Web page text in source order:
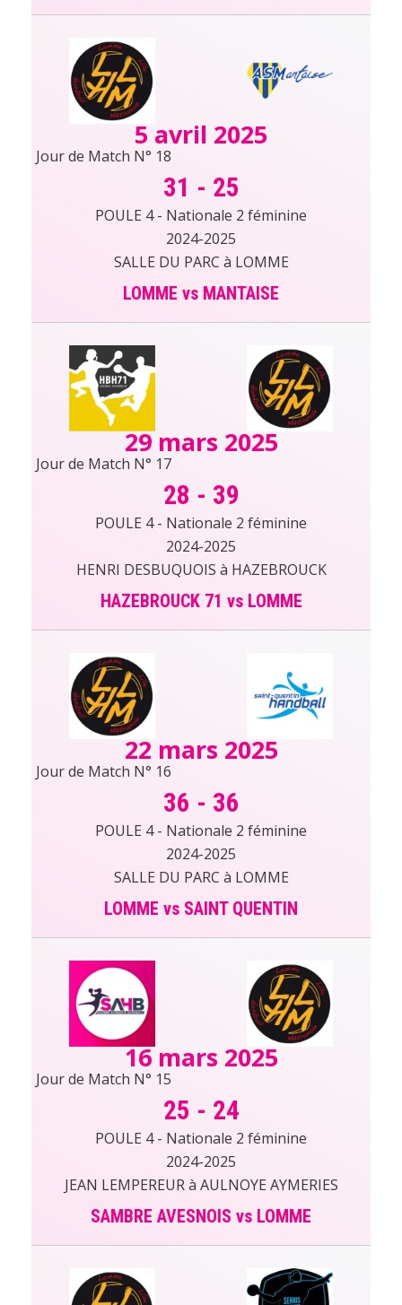
5 avril 2025
Jour de Match N° 18
31 - 25
POULE 4 - Nationale 2 féminine
2024-2025
SALLE DU PARC à LOMME
LOMME vs MANTAISE
29 mars 2025
Jour de Match N° 17
28 - 39
POULE 4 - Nationale 2 féminine
2024-2025
HENRI DESBUQUOIS à HAZEBROUCK
HAZEBROUCK 71 vs LOMME
22 mars 2025
Jour de Match N° 16
36 - 36
POULE 4 - Nationale 2 féminine
2024-2025
SALLE DU PARC à LOMME
LOMME vs SAINT QUENTIN
16 mars 2025
Jour de Match N° 15
25 - 24
POULE 4 - Nationale 2 féminine
2024-2025
JEAN LEMPEREUR à AULNOYE AYMERIES
SAMBRE AVESNOIS vs LOMME